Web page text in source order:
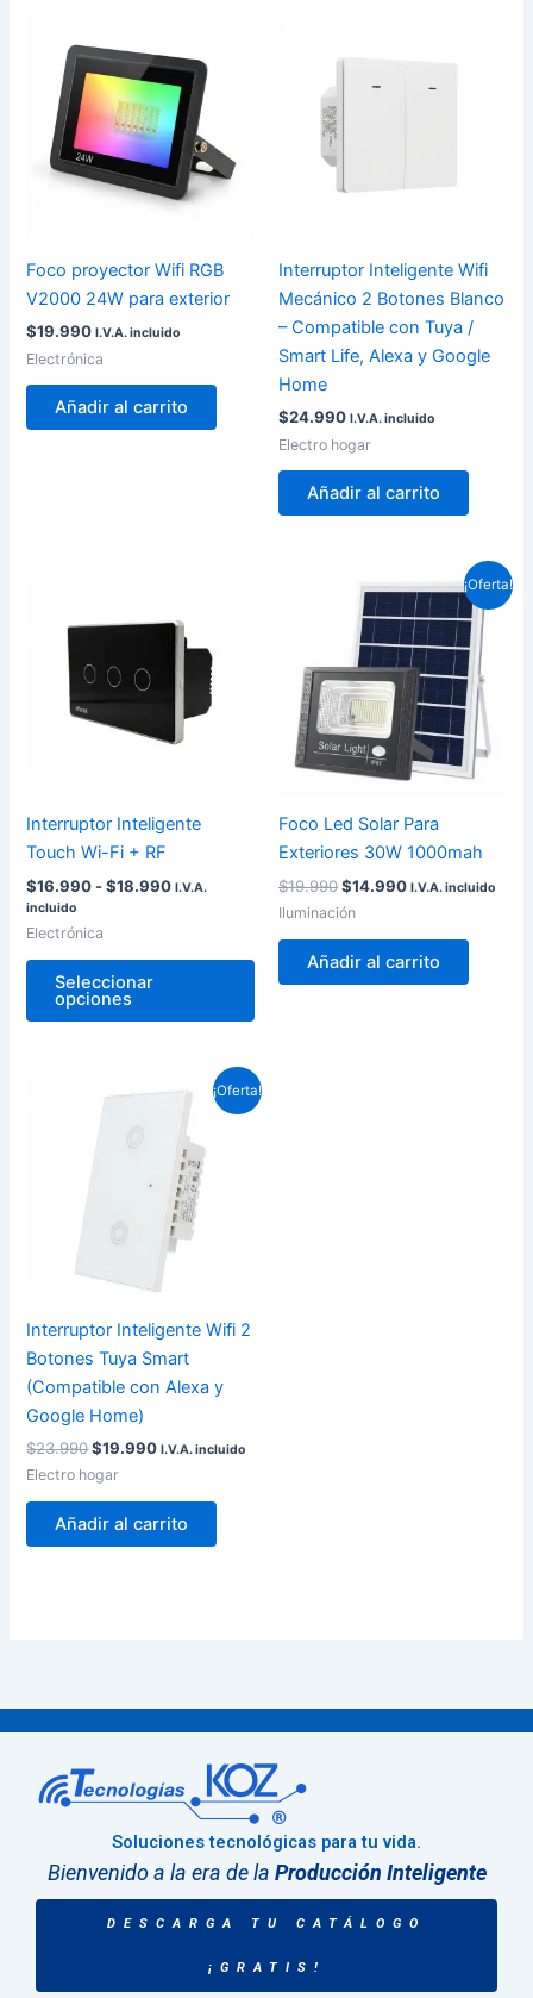
Foco proyector Wifi RGB
V2000 24W para exterior
$19.990 I.V.A. incluido
Electrónica
Añadir al carrito
Interruptor Inteligente Wifi
Mecánico 2 Botones Blanco
– Compatible con Tuya /
Smart Life, Alexa y Google
Home
$24.990 I.V.A. incluido
Electro hogar
Añadir al carrito
Interruptor Inteligente
Touch Wi-Fi + RF
$16.990 - $18.990
precios:
desde
$16.990
hasta
$18.990
I.V.A.
incluido
Electrónica
Seleccionar
opciones
múltiples
variantes.
opciones
elegir
página
producto
¡Oferta!
Foco Led Solar Para
Exteriores 30W 1000mah
$19.990
precio
original
era:
$19.990.
$14.990
precio
actual
es:
$14.990.
I.V.A. incluido
Iluminación
Añadir al carrito
¡Oferta!
Interruptor Inteligente Wifi 2
Botones Tuya Smart
(Compatible con Alexa y
Google Home)
$23.990
precio
original
$19.990
actual
$19.990.
I.V.A. incluido
Electro hogar
Añadir al carrito
Soluciones tecnológicas para tu vida.
Bienvenido a la era de la Producción Inteligente
DESCARGA TU CATÁLOGO
¡GRATIS!